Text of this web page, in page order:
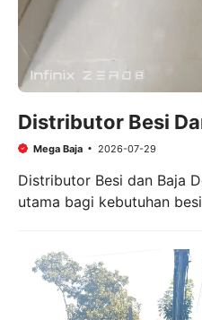
Distributor Besi
Mega Baja 2026-07-29
Distributor Besi dan Baja
utama bagi kebutuhan